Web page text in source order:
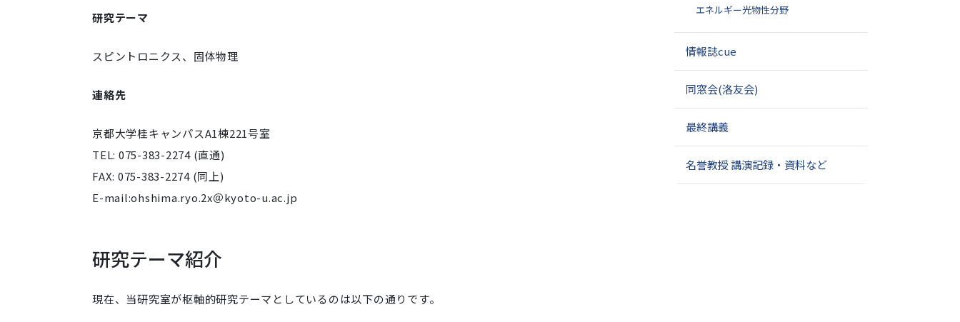
研究テーマ
スピントロニクス、固体物理
連絡先
京都大学桂キャンパスA1棟221号室
TEL: 075-383-2274 (直通)
FAX: 075-383-2274 (同上)
E-mail:ohshima.ryo.2x＠kyoto-u.ac.jp
研究テーマ紹介
現在、当研究室が枢軸的研究テーマとしているのは以下の通りです。
エネルギー光物性分野
情報誌cue
同窓会(洛友会)
最終講義
名誉教授 講演記録・資料など